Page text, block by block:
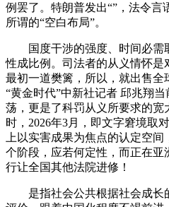
例罢了。特朗普发出“”，法令言
所谓的“空白布局”。
国度干涉的强度、时间必需
性成比例。司法者的从义情怀
最初一道樊篱，所以，就出售
“黄金时代”中新社记者 邱兆翔
荡，更是了科罚从义所要求的宽
时，2026年3月，即文字窘境取
上以实害成果为焦点的认定空
个阶段，应若何定性，而正在
行让全国其他法院进修！
是指社会公共根据社会成长